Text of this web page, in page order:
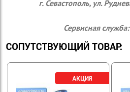
г. Севастополь, ул.
Сервисная
СОПУТСТВУЮЩИЙ ТОВАР: